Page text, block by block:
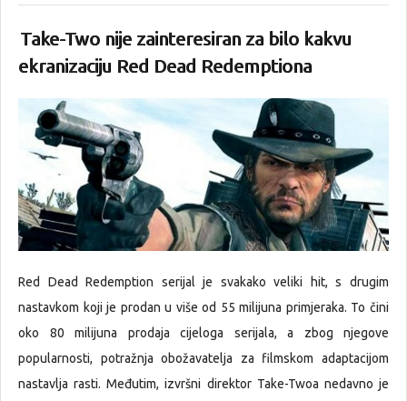
Take-Two nije zainteresiran za bilo kakvu
ekranizaciju Red Dead Redemptiona
Red Dead Redemption serijal je svakako veliki hit, s drugim
nastavkom koji je prodan u više od 55 milijuna primjeraka. To čini
oko 80 milijuna prodaja cijeloga serijala, a zbog njegove
popularnosti, potražnja obožavatelja za filmskom adaptacijom
nastavlja rasti. Međutim, izvršni direktor Take-Twoa nedavno je